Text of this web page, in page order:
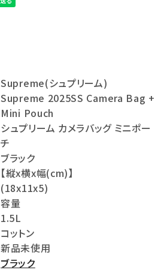
Supreme(シュプリーム)
Supreme 2025SS Camera Bag +
Mini Pouch
シュプリーム カメラバッグ ミニポー
チ
ブラック
【縦x横x幅(cm)】
(18x11x5)
容量
1.5L
コットン
新品未使用
ブラック